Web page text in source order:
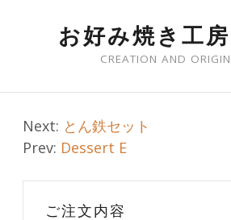
SKIP TO CONTENT
お好み焼き工
CREATION AND
Post
navigation
Next: とん鉄セット
Prev: Dessert E
ご注文内容